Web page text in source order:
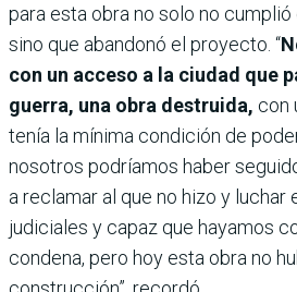
para esta obra no solo no
sino que abandonó el proyecto. “
con un acceso a la ciudad que
guerra, una obra destruida, con
tenía la mínima condición de
nosotros podríamos haber
a reclamar al que no hizo y luchar
judiciales y capaz que hayamos
condena, pero hoy esta obra no